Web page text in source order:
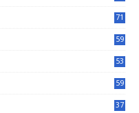
71
59
53
59
37